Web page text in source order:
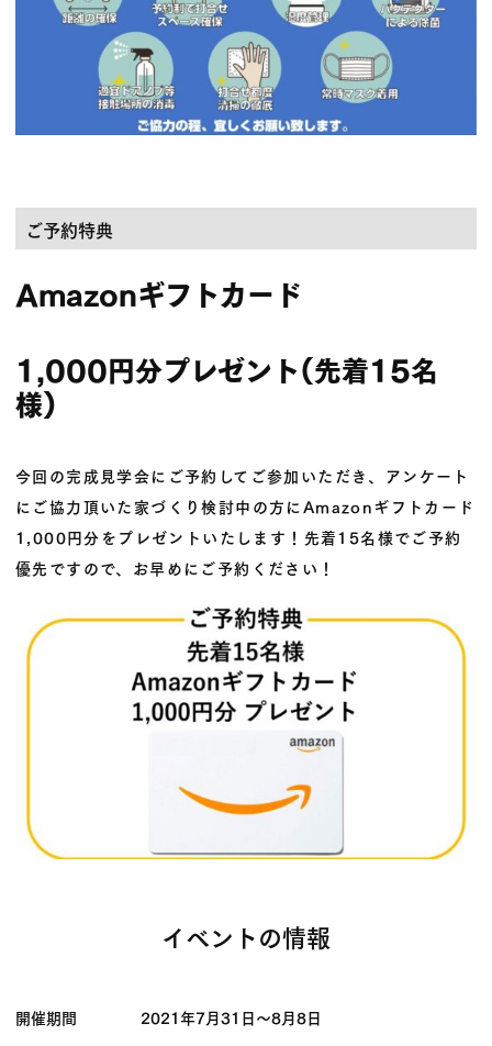
ご予約特典
Amazonギフトカード
1,000円分プレゼント(先着15名
様)
今回の完成見学会に ご予約 してご参加いただき、アンケート
にご協力頂いた家づくり検討中の方にAmazonギフトカード
1,000円分をプレゼントいたします！ 先着15名様でご予約
優先ですので、お早めにご予約ください！
イベントの情報
開催期間 2021年7月31日〜8月8日